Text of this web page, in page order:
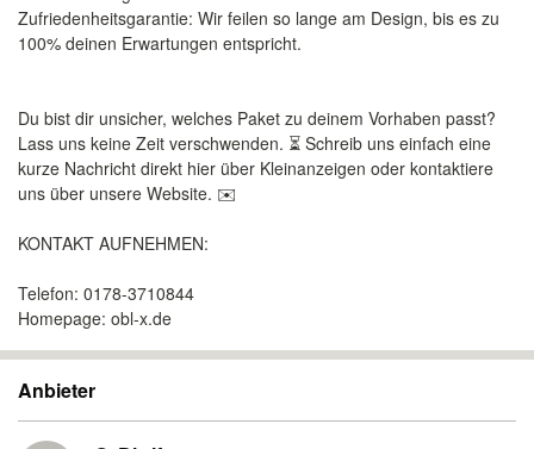
Zufriedenheitsgarantie: Wir feilen so lange am Design, bis es zu
100% deinen Erwartungen entspricht.
Du bist dir unsicher, welches Paket zu deinem Vorhaben passt?
Lass uns keine Zeit verschwenden. ⏳ Schreib uns einfach eine
kurze Nachricht direkt hier über Kleinanzeigen oder kontaktiere
uns über unsere Website. ✉️
KONTAKT AUFNEHMEN:
Telefon: 0178-3710844
Homepage: obl-x.de
Anbieter